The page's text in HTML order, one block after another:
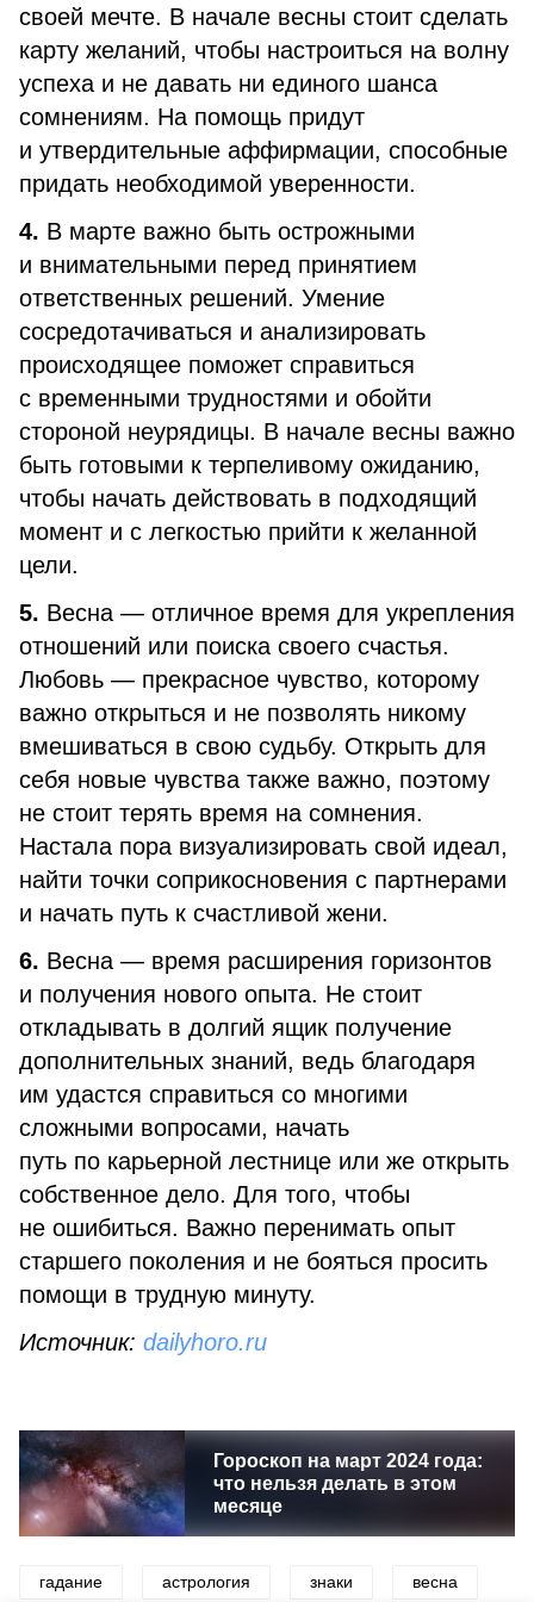
своей мечте. В начале весны стоит сделать
карту желаний, чтобы настроиться на волну
успеха и не давать ни единого шанса
сомнениям. На помощь придут
и утвердительные аффирмации, способные
придать необходимой уверенности.
4. В марте важно быть острожными
и внимательными перед принятием
ответственных решений. Умение
сосредотачиваться и анализировать
происходящее поможет справиться
с временными трудностями и обойти
стороной неурядицы. В начале весны важно
быть готовыми к терпеливому ожиданию,
чтобы начать действовать в подходящий
момент и с легкостью прийти к желанной
цели.
5. Весна — отличное время для укрепления
отношений или поиска своего счастья.
Любовь — прекрасное чувство, которому
важно открыться и не позволять никому
вмешиваться в свою судьбу. Открыть для
себя новые чувства также важно, поэтому
не стоит терять время на сомнения.
Настала пора визуализировать свой идеал,
найти точки соприкосновения с партнерами
и начать путь к счастливой жени.
6. Весна — время расширения горизонтов
и получения нового опыта. Не стоит
откладывать в долгий ящик получение
дополнительных знаний, ведь благодаря
им удастся справиться со многими
сложными вопросами, начать
путь по карьерной лестнице или же открыть
собственное дело. Для того, чтобы
не ошибиться. Важно перенимать опыт
старшего поколения и не бояться просить
помощи в трудную минуту.
Источник: dailyhoro.ru
Гороскоп на март 2024 года:
что нельзя делать в этом
месяце
гадание астрология знаки весна